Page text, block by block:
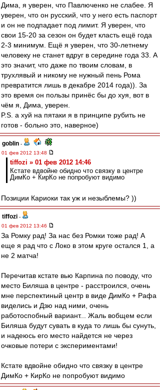
Дима, я уверен, что Павлюченко не слабее. Я
уверен, что он русский, что у него есть паспорт
и он не подпадает под лимит. Я уверен, что
свои 15-20 за сезон он будет класть ещё года
2-3 минимум. Ещё я уверен, что 30-летнему
человеку не станет вдруг в середине года 33. А
это значит, что даже по твоим словам, в
трухлявый и никому не нужный пень Рома
превратится лишь в декабре 2014 года)). За
это время он пользы принёс бы до хуя, вот в
чём я, Дима, уверен.
P.S. а хуй на пятаки я в принципе рубить не
готов - больно это, наверное)
goblin -
01 фев 2012 13:48
tiffozi » 01 фев 2012 14:46
Кстате вдвойне обидно что связку в центре
ДимКо + КирКо не попробуют видимо
Позиции Кариоки так уж и незыблемы? ))
tiffozi -
01 фев 2012 13:46
За Ромку рад! За нас без Ромки тоже рад! А
еще я рад что с Локо в этом круге остался 1, а
не 2 матча!
Перечитав кстате вью Карпина по поводу, что
место Биляша в центре - расстроился, очень
мне перспектиный центр в виде ДимКо + Рафа
виделись и Дзю над ними, очень
работоспобный вариант... Жаль вобщем если
Биляша будут сувать в куда то лишь бы сунуть,
и надеюсь его место найдется не через
очковые потери с экспериментами!
Кстате вдвойне обидно что связку в центре
ДимКо + КирКо не попробуют видимо